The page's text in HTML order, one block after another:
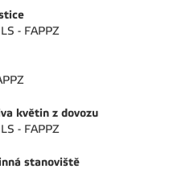
- FAPPZ
květin z dovozu
- FAPPZ
stanoviště